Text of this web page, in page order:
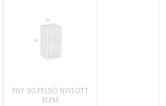
FNY 30 FELSŐ NYITOTT
ELEM